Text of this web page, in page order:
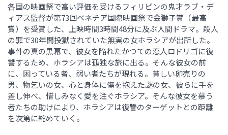
各国の映画祭で高い評価を受けるフィリピンの鬼才ラブ・デ
ィアス監督が第73回ベネチア国際映画祭で金獅子賞（最高
賞）を受賞した、上映時間3時間48分に及ぶ人間ドラマ。殺人
の罪で30年間投獄されていた無実の女ホラシアが出所した。
事件の真の黒幕で、彼女を陥れたかつての恋人ロドリゴに復
讐するため、ホラシアは孤独な旅に出る。そんな彼女の前
に、困っている者、弱い者たちが現れる。貧しい卵売りの
男、物乞いの女、心と身体に傷を抱えた謎の女、彼らに手を
差し伸べ、惜しみなく愛を注ぐホラシア。そんな彼女を慕う
者たちの助けにより、ホラシアは復讐のターゲットとの距離
を次第に縮めていく。